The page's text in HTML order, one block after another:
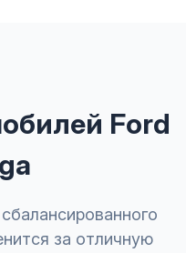
Ford
за отличную